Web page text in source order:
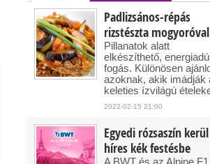
Padlizsános-répás
rizstészta mogyoróval
Pillanatok alatt
elkészíthető,
fogás. Különösen
azoknak, akik imádják
keleties ízvilágú
2022-02-15 21:00
Egyedi rózsaszín
híres kék festésbe
A BWT és az Alpine F1